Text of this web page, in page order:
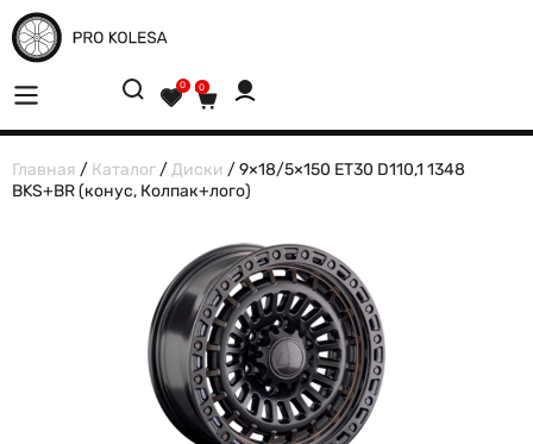
0 0
Главная / Каталог /Диски / 9×18/5×150 ET30 D110,1 1348
BKS+BR (конус, Колпак+лого)